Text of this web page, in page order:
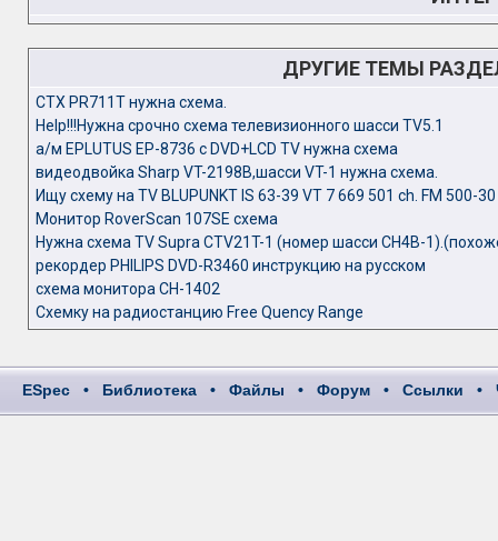
ДРУГИЕ ТЕМЫ
CTX PR711T нужна схема.
Help!!!Нужна срочно схема телевизионного шасси TV5.1
а/м EPLUTUS EP-8736 с DVD+LCD TV нужна схема
видеодвойка Sharp VT-2198B,шасси VT-1 нужна схема.
Ищу схему на TV BLUPUNKT IS 63-39 VT 7 669 501 ch. FM 500-30
Монитор RoverScan 107SE схема
Нужна схема TV Supra CTV21T-1 (номер шасси CH4B-
рекордер PHILIPS DVD-R3460 инструкцию на русском
схема монитора CH-1402
Схемку на радиостанцию Free Quency Range
ESpec • Библиотека • Файлы • Форум • Ссылки •